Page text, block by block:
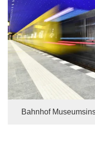
Bahnhof